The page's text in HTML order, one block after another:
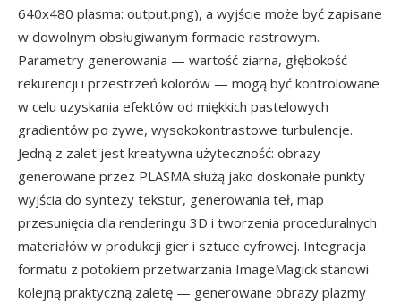
640x480 plasma: output.png), a wyjście może być zapisane
w dowolnym obsługiwanym formacie rastrowym.
Parametry generowania — wartość ziarna, głębokość
rekurencji i przestrzeń kolorów — mogą być kontrolowane
w celu uzyskania efektów od miękkich pastelowych
gradientów po żywe, wysokokontrastowe turbulencje.
Jedną z zalet jest kreatywna użyteczność: obrazy
generowane przez PLASMA służą jako doskonałe punkty
wyjścia do syntezy tekstur, generowania teł, map
przesunięcia dla renderingu 3D i tworzenia proceduralnych
materiałów w produkcji gier i sztuce cyfrowej. Integracja
formatu z potokiem przetwarzania ImageMagick stanowi
kolejną praktyczną zaletę — generowane obrazy plazmy